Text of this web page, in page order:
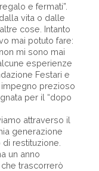
e fermati”.
vita o dalle
cose. Intanto
mai potuto fare:
mi sono mai
esperienze
Festari e
prezioso
per il “dopo
attraverso il
generazione
restituzione.
un anno
trascorrerò